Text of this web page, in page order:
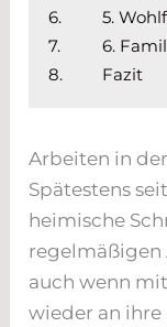
6.
5.
7.
6.
8.
Fazit
Arbeiten in
Spätestens
heimische
regelmäßigen
auch wenn
wieder an ihre